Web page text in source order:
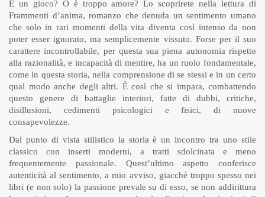
È un gioco? O è troppo amore? Lo scoprirete nella lettura di
Frammenti d’anima, romanzo che denuda un sentimento umano
che solo in rari momenti della vita diventa così intenso da non
poter esser ignorato, ma semplicemente vissuto. Forse per il suo
carattere incontrollabile, per questa sua piena autonomia rispetto
alla razionalità, e incapacità di mentire, ha un ruolo fondamentale,
come in questa storia, nella comprensione di se stessi e in un certo
qual modo anche degli altri. È così che si impara, combattendo
questo genere di battaglie interiori, fatte di dubbi, critiche,
disillusioni, cedimenti psicologici e fisici, di nuove
consapevolezze.
Dal punto di vista stilistico la storia è un incontro tra uno stile
classico con inserti moderni, a tratti sdolcinata e meno
frequentemente passionale. Quest’ultimo aspetto conferisce
autenticità al sentimento, a mio avviso, giacché troppo spesso nei
libri (e non solo) la passione prevale su di esso, se non addirittura